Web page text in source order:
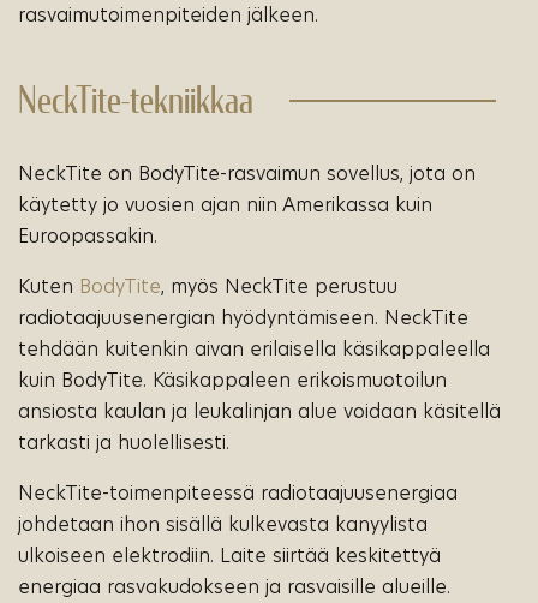
rasvaimutoimenpiteiden jälkeen.
NeckTite-tekniikkaa
NeckTite on BodyTite-rasvaimun sovellus, jota on
käytetty jo vuosien ajan niin Amerikassa kuin
Euroopassakin.
Kuten BodyTite, myös NeckTite perustuu
radiotaajuusenergian hyödyntämiseen. NeckTite
tehdään kuitenkin aivan erilaisella käsikappaleella
kuin BodyTite. Käsikappaleen erikoismuotoilun
ansiosta kaulan ja leukalinjan alue voidaan käsitellä
tarkasti ja huolellisesti.
NeckTite-toimenpiteessä radiotaajuusenergiaa
johdetaan ihon sisällä kulkevasta kanyylista
ulkoiseen elektrodiin. Laite siirtää keskitettyä
energiaa rasvakudokseen ja rasvaisille alueille.